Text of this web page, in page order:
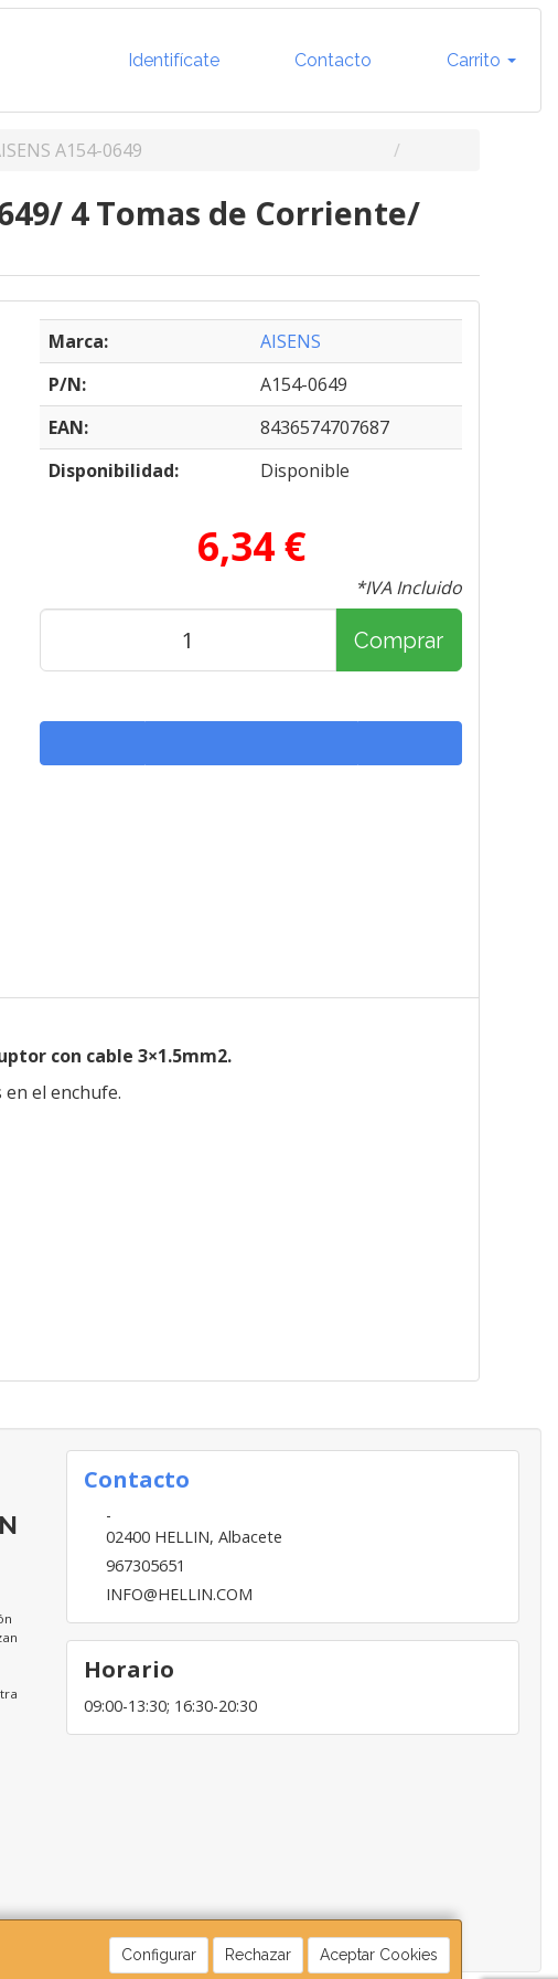
Identifícate Contacto Carrito
A154-0649
4 Tomas de Corriente/
Marca:
AISENS
P/N:
A154-0649
EAN:
8436574707687
Disponibilidad:
Disponible
6,34 €
*IVA Incluido
Comprar
con cable 3×1.5mm2.
el enchufe.
Configurar Rechazar Aceptar Cookies
Contacto
-
02400 HELLIN, Albacete
967305651
INFO@HELLIN.COM
Horario
09:00-13:30; 16:30-20:30